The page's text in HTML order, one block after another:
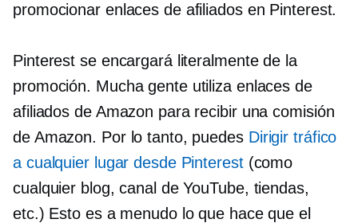
promocionar enlaces de afiliados en Pinterest.
Pinterest se encargará literalmente de la
promoción. Mucha gente utiliza enlaces de
afiliados de Amazon para recibir una comisión
de Amazon. Por lo tanto, puedes Dirigir tráfico
a cualquier lugar desde Pinterest(como
cualquier blog, canal de YouTube, tiendas,
etc.) Esto es a menudo lo que hace que el